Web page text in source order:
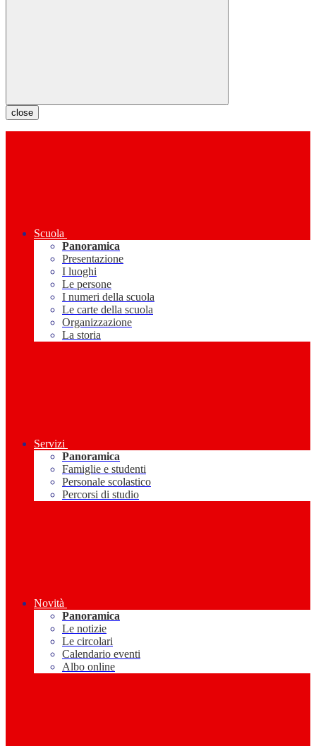
close
Scuola
Panoramica
Presentazione
I luoghi
Le persone
I numeri della scuola
Le carte della scuola
Organizzazione
La storia
Servizi
Panoramica
Famiglie e studenti
Personale scolastico
Percorsi di studio
Novità
Panoramica
Le notizie
Le circolari
Calendario eventi
Albo online